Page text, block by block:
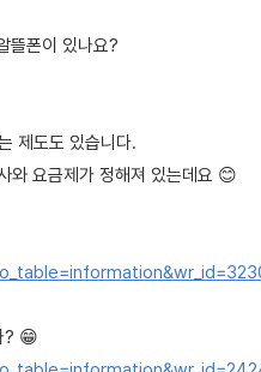
뜰폰이 있나요?
제도도 있습니다.
와 요금제가 정해져 있는데요 😊
? 😁